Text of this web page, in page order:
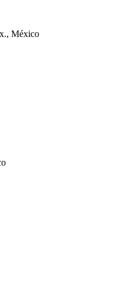
México